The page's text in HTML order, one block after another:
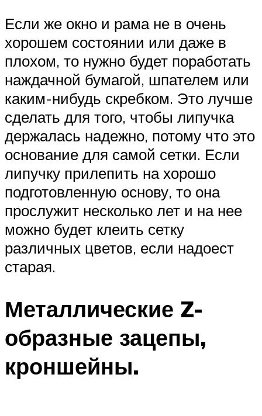
Если же окно и рама не в очень
хорошем состоянии или даже в
плохом, то нужно будет поработать
наждачной бумагой, шпателем или
каким-нибудь скребком. Это лучше
сделать для того, чтобы липучка
держалась надежно, потому что это
основание для самой сетки. Если
липучку прилепить на хорошо
подготовленную основу, то она
прослужит несколько лет и на нее
можно будет клеить сетку
различных цветов, если надоест
старая.
Металлические Z-
образные зацепы,
кроншейны.